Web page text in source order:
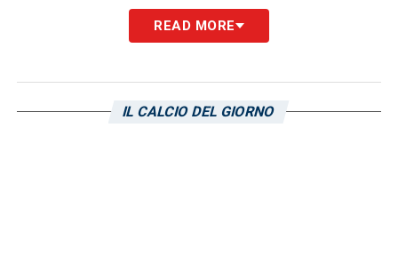
settimana, gradualmente, per poi mettersi a
disposizione a partire dalla seguente. Salterà
Bergamo contro l’AtalantadiGasperini
READ MORE
IL CALCIO DEL GIORNO